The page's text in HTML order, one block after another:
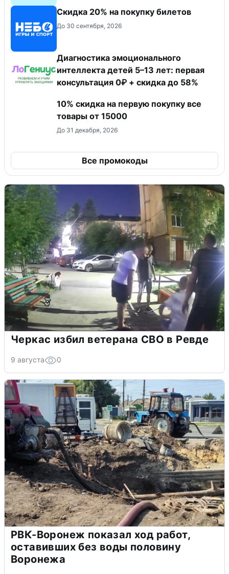
Скидка 20% на покупку билетов
До 30 сентября, 2026
Диагностика эмоционального
интеллекта детей 5–13 лет: первая
консультация 0₽ + скидка до 58%
10% скидка на первую покупку все
товары от 15000
До 31 декабря, 2026
Все промокоды
Черкас избил ветерана СВО в Ревде
9 августа 0
РВК-Воронеж показал ход работ,
оставивших без воды половину
Воронежа